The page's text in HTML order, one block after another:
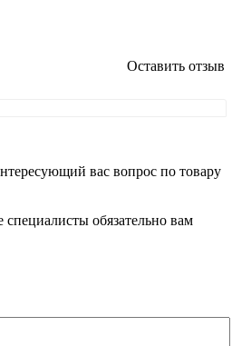
Оставить отзыв
вас вопрос по товару
обязательно вам